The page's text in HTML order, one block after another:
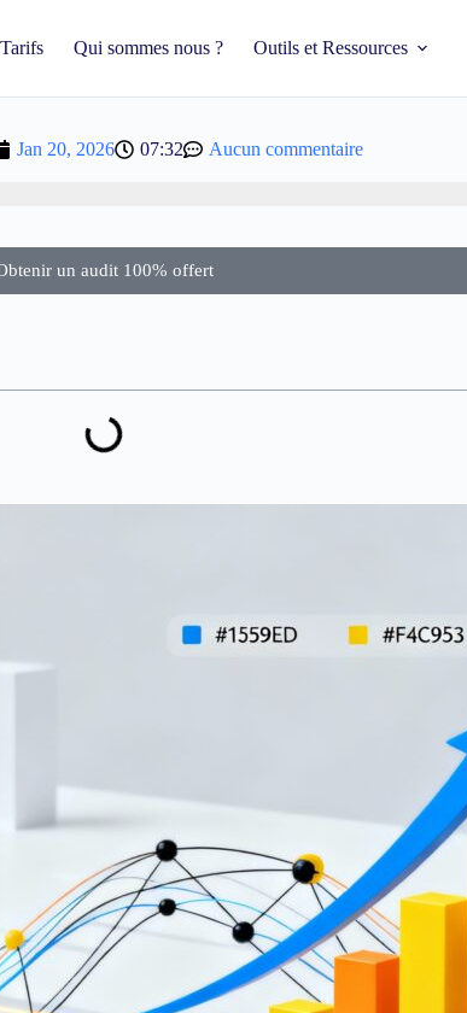
Tarifs Qui sommes nous ? Outils et Ressources
Jan 20, 2026 07:32 Aucun commentaire
un audit 100% offert